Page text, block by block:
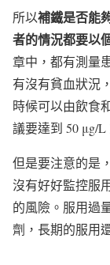
所以補鐵是否能
者的情況都要以
章中，都有測量
有沒有貧血狀況
時候可以由飲食
議要達到 50 μg/L
但是要注意的是
沒有好好監控服
的風險。服用過
劑，長期的服用